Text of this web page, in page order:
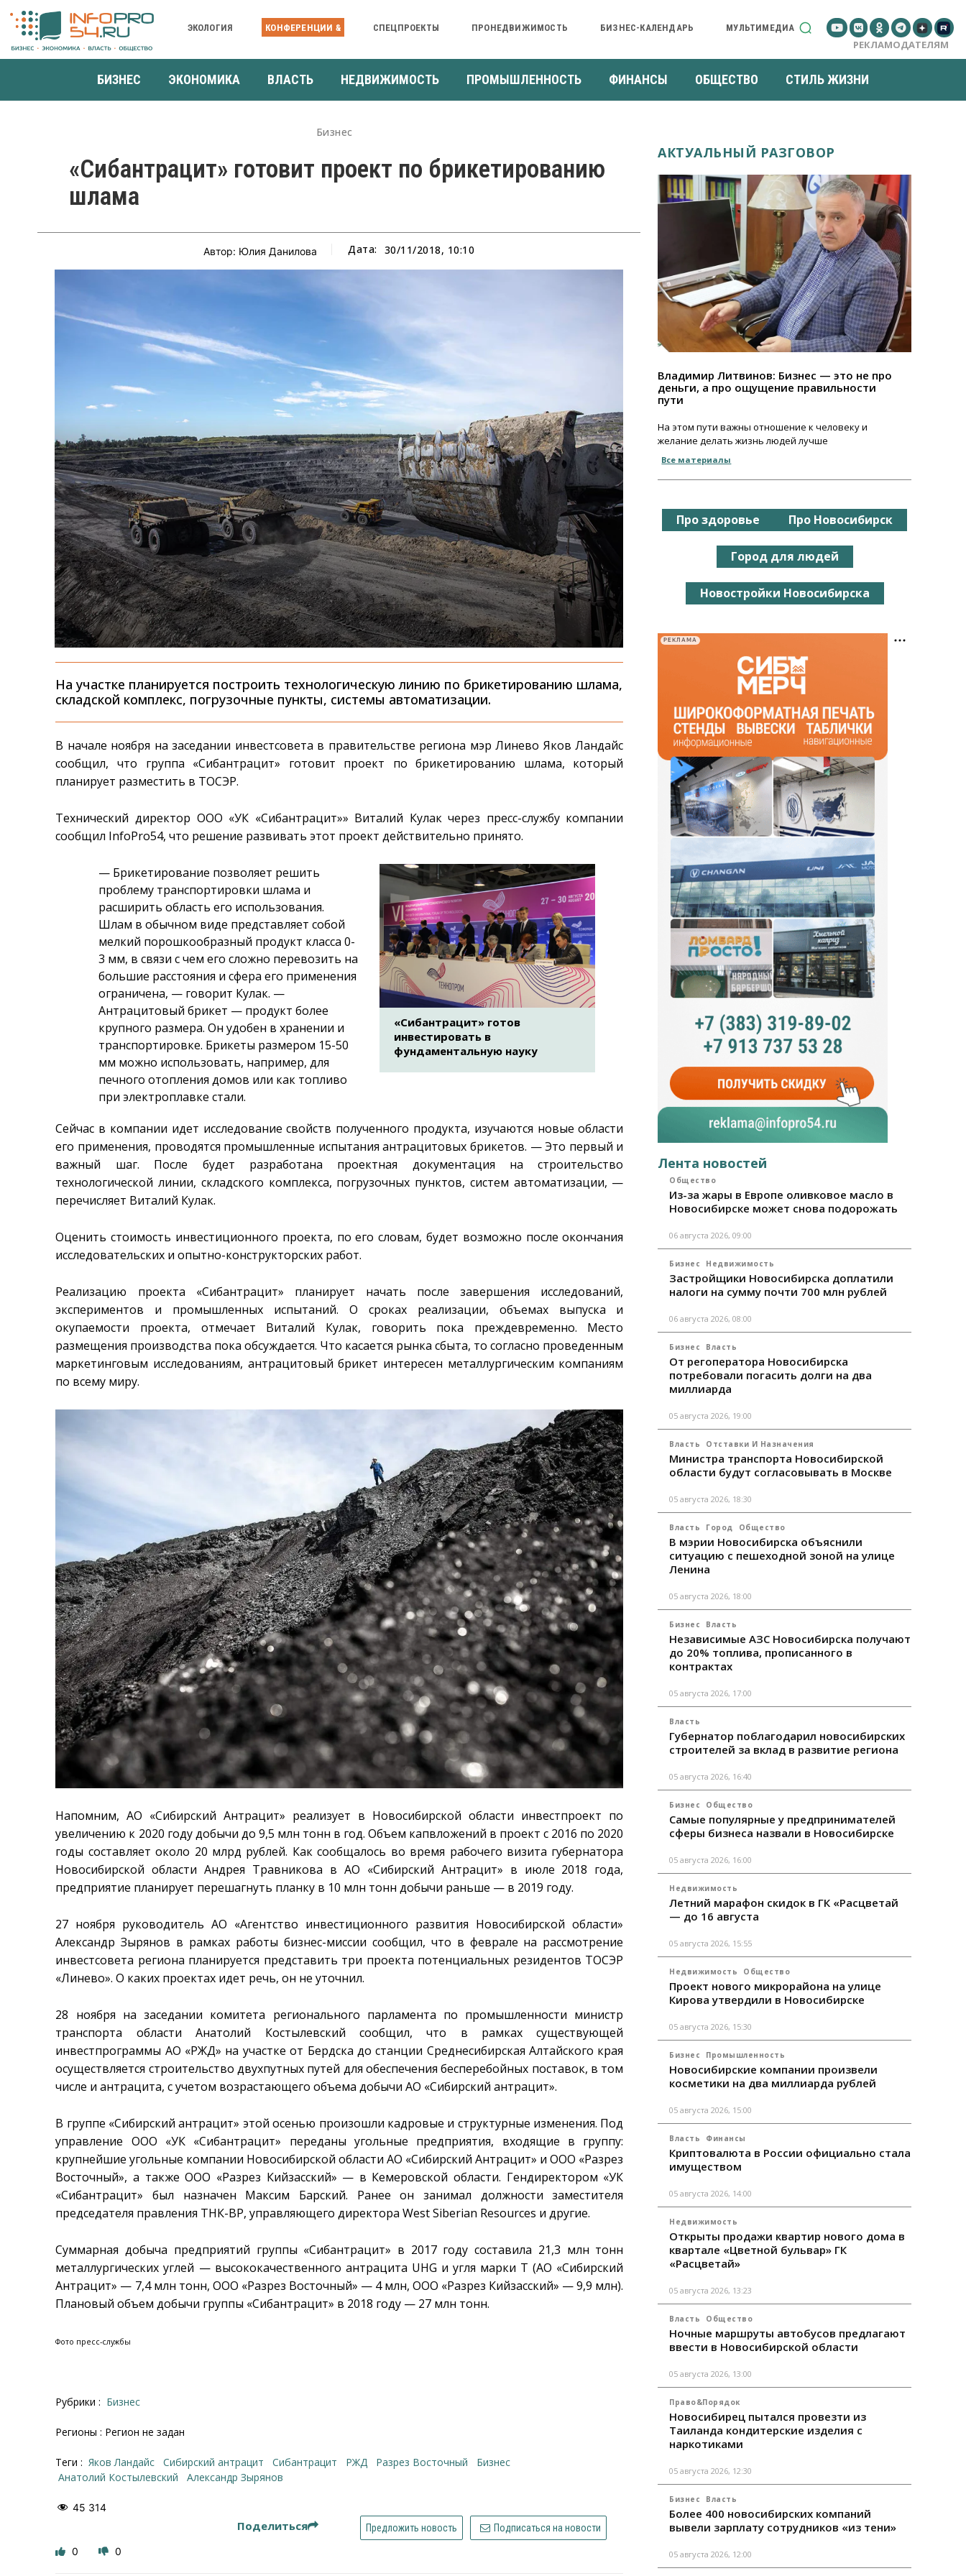
ЭКОЛОГИЯ КОНФЕРЕНЦИИ & СПЕЦПРОЕКТЫ ПРОНЕДВИЖИМОСТЬ БИЗНЕС-КАЛЕНДАРЬ МУЛЬТИМЕДИА
РЕКЛАМОДАТЕЛЯМ
БИЗНЕС ЭКОНОМИКА ВЛАСТЬ НЕДВИЖИМОСТЬ ПРОМЫШЛЕННОСТЬ ФИНАНСЫ ОБЩЕСТВО СТИЛЬ ЖИЗНИ
Бизнес
«Сибантрацит» готовит проект по брикетированию
шлама
Автор: Юлия Данилова Дата: 30/11/2018, 10:10
На участке планируется построить технологическую линию по брикетированию шлама,
складской комплекс, погрузочные пункты, системы автоматизации.
В начале ноября на заседании инвестсовета в правительстве региона мэр Линево Яков Ландайс
сообщил, что группа «Сибантрацит» готовит проект по брикетированию шлама, который
планирует разместить в ТОСЭР.
Технический директор ООО «УК «Сибантрацит»» Виталий Кулак через пресс-службу компании
сообщил InfoPro54, что решение развивать этот проект действительно принято.
«Сибантрацит» готов
инвестировать в
фундаментальную науку
— Брикетирование позволяет решить
проблему транспортировки шлама и
расширить область его использования.
Шлам в обычном виде представляет собой
мелкий порошкообразный продукт класса 0-
3 мм, в связи с чем его сложно перевозить на
большие расстояния и сфера его применения
ограничена, — говорит Кулак. —
Антрацитовый брикет — продукт более
крупного размера. Он удобен в хранении и
транспортировке. Брикеты размером 15-50
мм можно использовать, например, для
печного отопления домов или как топливо
при электроплавке стали.
Сейчас в компании идет исследование свойств полученного продукта, изучаются новые области
его применения, проводятся промышленные испытания антрацитовых брикетов. — Это первый и
важный шаг. После будет разработана проектная документация на строительство
технологической линии, складского комплекса, погрузочных пунктов, систем автоматизации, —
перечисляет Виталий Кулак.
Оценить стоимость инвестиционного проекта, по его словам, будет возможно после окончания
исследовательских и опытно-конструкторских работ.
Реализацию проекта «Сибантрацит» планирует начать после завершения исследований,
экспериментов и промышленных испытаний. О сроках реализации, объемах выпуска и
окупаемости проекта, отмечает Виталий Кулак, говорить пока преждевременно. Место
размещения производства пока обсуждается. Что касается рынка сбыта, то согласно проведенным
маркетинговым исследованиям, антрацитовый брикет интересен металлургическим компаниям
по всему миру.
Напомним, АО «Сибирский Антрацит» реализует в Новосибирской области инвестпроект по
увеличению к 2020 году добычи до 9,5 млн тонн в год. Объем капвложений в проект с 2016 по 2020
годы составляет около 20 млрд рублей. Как сообщалось во время рабочего визита губернатора
Новосибирской области Андрея Травникова в АО «Сибирский Антрацит» в июле 2018 года,
предприятие планирует перешагнуть планку в 10 млн тонн добычи раньше — в 2019 году.
27 ноября руководитель АО «Агентство инвестиционного развития Новосибирской области»
Александр Зырянов в рамках работы бизнес-миссии сообщил, что в феврале на рассмотрение
инвестсовета региона планируется представить три проекта потенциальных резидентов ТОСЭР
«Линево». О каких проектах идет речь, он не уточнил.
28 ноября на заседании комитета регионального парламента по промышленности министр
транспорта области Анатолий Костылевский сообщил, что в рамках существующей
инвестпрограммы АО «РЖД» на участке от Бердска до станции Среднесибирская Алтайского края
осуществляется строительство двухпутных путей для обеспечения бесперебойных поставок, в том
числе и антрацита, с учетом возрастающего объема добычи АО «Сибирский антрацит».
В группе «Сибирский антрацит» этой осенью произошли кадровые и структурные изменения. Под
управление ООО «УК «Сибантрацит» переданы угольные предприятия, входящие в группу:
крупнейшие угольные компании Новосибирской области АО «Сибирский Антрацит» и ООО «Разрез
Восточный», а также ООО «Разрез Кийзасский» — в Кемеровской области. Гендиректором «УК
«Сибантрацит» был назначен Максим Барский. Ранее он занимал должности заместителя
председателя правления ТНК-ВР, управляющего директора West Siberian Resources и другие.
Суммарная добыча предприятий группы «Сибантрацит» в 2017 году составила 21,3 млн тонн
металлургических углей — высококачественного антрацита UHG и угля марки Т (АО «Сибирский
Антрацит» — 7,4 млн тонн, ООО «Разрез Восточный» — 4 млн, ООО «Разрез Кийзасский» — 9,9 млн).
Плановый объем добычи группы «Сибантрацит» в 2018 году — 27 млн тонн.
Фото пресс-службы
Рубрики : Бизнес
Регионы : Регион не задан
Теги : Яков Ландайс Сибирский антрацит Сибантрацит РЖД Разрез Восточный
бизнес
Анатолий Костылевский
Александр Зырянов
45 314
Поделиться Предложить новость Подписаться на новости
0 0
АКТУАЛЬНЫЙ РАЗГОВОР
Владимир Литвинов: Бизнес — это не про
деньги, а про ощущение правильности
пути
На этом пути важны отношение к человеку и
желание делать жизнь людей лучше
Все материалы
Про здоровье Про Новосибирск
Город для людей
Новостройки Новосибирска
РЕКЛАМА
Лента новостей
Общество
Из-за жары в Европе оливковое масло в
Новосибирске может снова подорожать
06 августа 2026, 09:00
Бизнес Недвижимость
Застройщики Новосибирска доплатили
налоги на сумму почти 700 млн рублей
06 августа 2026, 08:00
Бизнес Власть
От регоператора Новосибирска
потребовали погасить долги на два
миллиарда
05 августа 2026, 19:00
Власть Отставки И Назначения
Министра транспорта Новосибирской
области будут согласовывать в Москве
05 августа 2026, 18:30
Власть Город Общество
В мэрии Новосибирска объяснили
ситуацию с пешеходной зоной на улице
Ленина
05 августа 2026, 18:00
Бизнес Власть
Независимые АЗС Новосибирска получают
до 20% топлива, прописанного в
контрактах
05 августа 2026, 17:00
Власть
Губернатор поблагодарил новосибирских
строителей за вклад в развитие региона
05 августа 2026, 16:40
Бизнес Общество
Самые популярные у предпринимателей
сферы бизнеса назвали в Новосибирске
05 августа 2026, 16:00
Недвижимость
Летний марафон скидок в ГК «Расцветай
— до 16 августа
05 августа 2026, 15:55
Недвижимость Общество
Проект нового микрорайона на улице
Кирова утвердили в Новосибирске
05 августа 2026, 15:30
Бизнес Промышленность
Новосибирские компании произвели
косметики на два миллиарда рублей
05 августа 2026, 15:00
Власть Финансы
Криптовалюта в России официально стала
имуществом
05 августа 2026, 14:00
Недвижимость
Открыты продажи квартир нового дома в
квартале «Цветной бульвар» ГК
«Расцветай»
05 августа 2026, 13:23
Власть Общество
Ночные маршруты автобусов предлагают
ввести в Новосибирской области
05 августа 2026, 13:00
Право&Порядок
Новосибирец пытался провезти из
Таиланда кондитерские изделия с
наркотиками
05 августа 2026, 12:30
Бизнес Власть
Более 400 новосибирских компаний
вывели зарплату сотрудников «из тени»
05 августа 2026, 12:00